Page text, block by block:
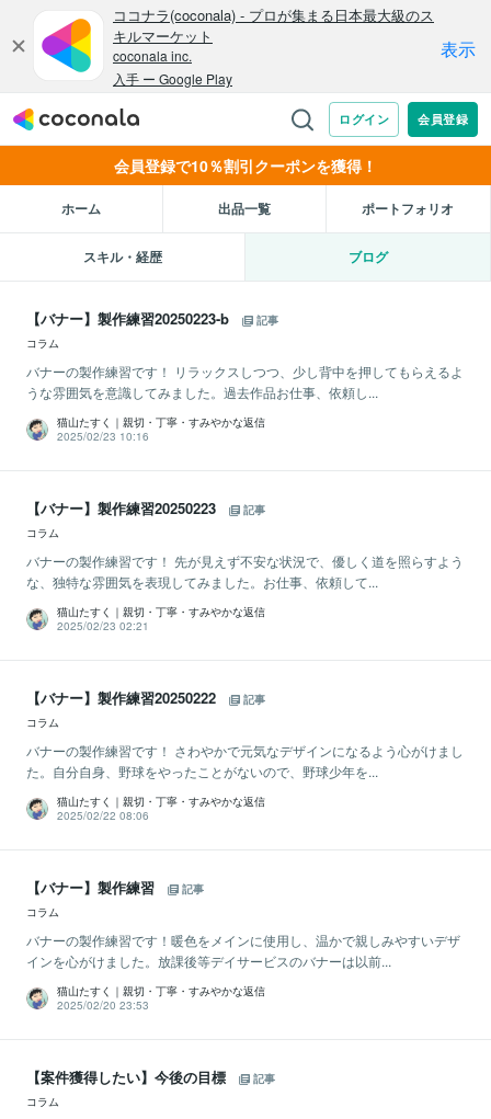
会員登録で10％割引クーポンを獲得！
ホーム 出品一覧 ポートフォリオ
スキル・経歴 ブログ
【バナー】製作練習20250223-b
記事
コラム
バナーの製作練習です！ リラックスしつつ、少し背中を押してもらえるよ
うな雰囲気を意識してみました。過去作品お仕事、依頼し...
猫山たすく｜親切・丁寧・すみやかな返信
2025/02/23 10:16
【バナー】製作練習20250223
記事
コラム
バナーの製作練習です！ 先が見えず不安な状況で、優しく道を照らすよう
な、独特な雰囲気を表現してみました。お仕事、依頼して...
猫山たすく｜親切・丁寧・すみやかな返信
2025/02/23 02:21
【バナー】製作練習20250222
記事
コラム
バナーの製作練習です！ さわやかで元気なデザインになるよう心がけまし
た。自分自身、野球をやったことがないので、野球少年を...
猫山たすく｜親切・丁寧・すみやかな返信
2025/02/22 08:06
【バナー】製作練習
記事
コラム
バナーの製作練習です！暖色をメインに使用し、温かで親しみやすいデザ
インを心がけました。放課後等デイサービスのバナーは以前...
猫山たすく｜親切・丁寧・すみやかな返信
2025/02/20 23:53
【案件獲得したい】今後の目標
記事
コラム